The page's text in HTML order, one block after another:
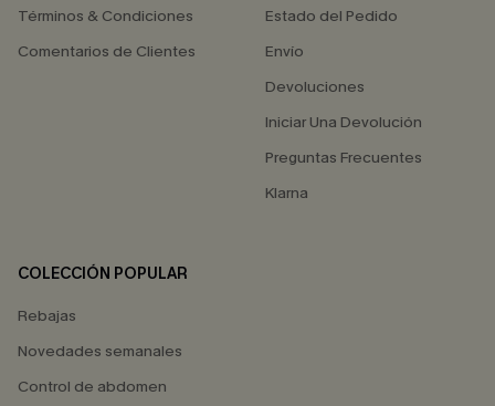
Términos & Condiciones
Comentarios de Clientes
Estado del Pedido
Envío
Devoluciones
Iniciar Una Devolución
Preguntas Frecuentes
Klarna
COLECCIÓN POPULAR
Rebajas
Novedades semanales
Control de abdomen